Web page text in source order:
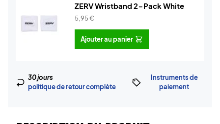
ZERV Wristband 2-Pack White
5,95€
Ajouter au panier
30 jours
politique de retour complète
Instruments de
paiement